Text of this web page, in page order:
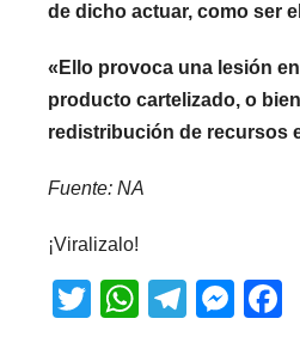
de dicho actuar, como ser
«Ello provoca una lesión
producto cartelizado, o
redistribución de recursos
Fuente: NA
¡Viralizalo!
T
W
T
M